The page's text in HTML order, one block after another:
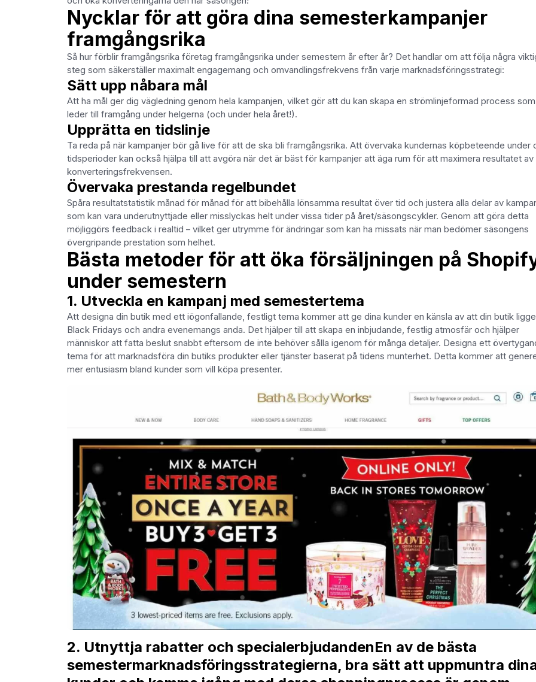
Nycklar för att göra dina semesterkampanjer
framgångsrika
Så hur förblir framgångsrika företag framgångsrika under semestern år efter år? Det handlar om att följa några
steg som säkerställer maximalt engagemang och omvandlingsfrekvens från varje marknadsföringsstrategi:
Sätt upp nåbara mål
Att ha mål ger dig vägledning genom hela kampanjen, vilket gör att du kan skapa en strömlinjeformad process som
leder till framgång under helgerna (och under hela året!).
Upprätta en tidslinje
Ta reda på när kampanjer bör gå live för att de ska bli framgångsrika. Att övervaka kundernas köpbeteende under
tidsperioder kan också hjälpa till att avgöra när det är bäst för kampanjer att äga rum för att maximera resultatet av
konverteringsfrekvensen.
Övervaka prestanda regelbundet
Spåra resultatstatistik månad för månad för att bibehålla lönsamma resultat över tid och justera alla delar av
som kan vara underutnyttjade eller misslyckas helt under vissa tider på året/säsongscykler. Genom att göra detta
möjliggörs feedback i realtid – vilket ger utrymme för ändringar som kan ha missats när man bedömer säsongens
övergripande prestation som helhet.
Bästa metoder för att öka försäljningen på
under semestern
1. Utveckla en kampanj med semestertema
Att designa din butik med ett iögonfallande, festligt tema kommer att ge dina kunder en känsla av att din butik
Black Fridays och andra evenemangs anda. Det hjälper till att skapa en inbjudande, festlig atmosfär och hjälper
människor att fatta beslut snabbt eftersom de inte behöver sålla igenom för många detaljer. Designa ett
tema för att marknadsföra din butiks produkter eller tjänster baserat på tidens munterhet. Detta kommer att
mer entusiasm bland kunder som vill köpa presenter.
2. Utnyttja rabatter och specialerbjudandenEn av de bästa
semestermarknadsföringsstrategierna, bra sätt att uppmuntra